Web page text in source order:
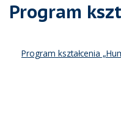
Program
Program kształcenia